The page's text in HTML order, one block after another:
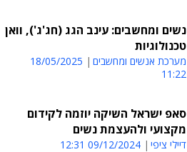
נשים ומחשבים: עינב הגג (חג'ג'), וואן
טכנולוגיות
מערכת אנשים ומחשבים
18/05/2025
11:22
סאפ ישראל השיקה יוזמה לקידום
מקצועי ולהעצמת נשים
דיילי ציפי 09/12/2024 12:31